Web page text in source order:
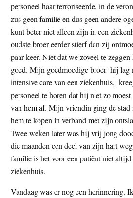
personeel haar terroriseerde, in de
zus geen familie en dus geen andere
kunt beter niet alleen zijn in een
oudste broer eerder stierf dan zij
paar keer. Niet dat we zoveel te
goed. Mijn goedmoedige broer- hij lag
intensive care van een ziekenhuis,
personeel te horen dat hij niet zo
van hem af. Mijn vriendin ging de stad
hem te kopen in verband met zijn
Twee weken later was hij vrij jong
die maanden een deel van zijn hart
familie is het voor een patiënt niet
ziekenhuis.
Vandaag was er nog een herinnering.